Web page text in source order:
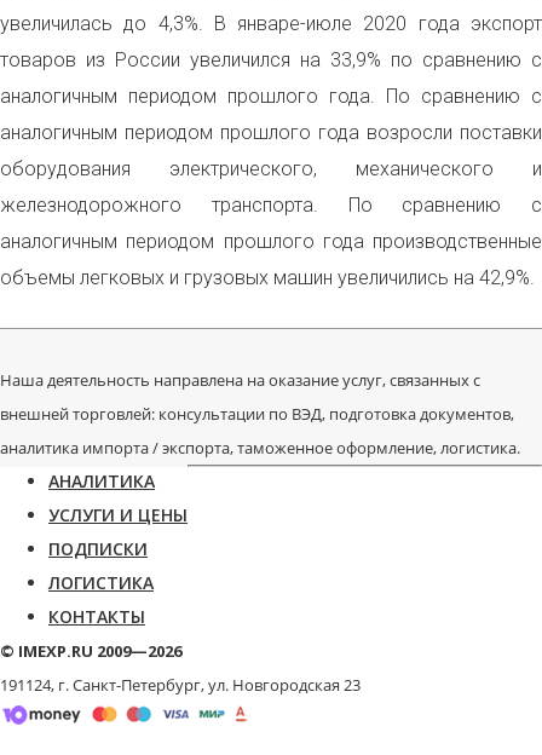
увеличилась до 4,3%. В январе-июле 2020 года экспорт
товаров из России увеличился на 33,9% по сравнению с
аналогичным периодом прошлого года. По сравнению с
аналогичным периодом прошлого года возросли поставки
оборудования электрического, механического и
железнодорожного транспорта. По сравнению с
аналогичным периодом прошлого года производственные
объемы легковых и грузовых машин увеличились на 42,9%.
Наша деятельность направлена на оказание услуг, связанных с
внешней торговлей: консультации по ВЭД, подготовка документов,
аналитика импорта / экспорта, таможенное оформление, логистика.
АНАЛИТИКА
УСЛУГИ И ЦЕНЫ
ПОДПИСКИ
ЛОГИСТИКА
КОНТАКТЫ
© IMEXP.RU 2009—2026
191124, г. Санкт-Петербург,ул. Новгородская 23